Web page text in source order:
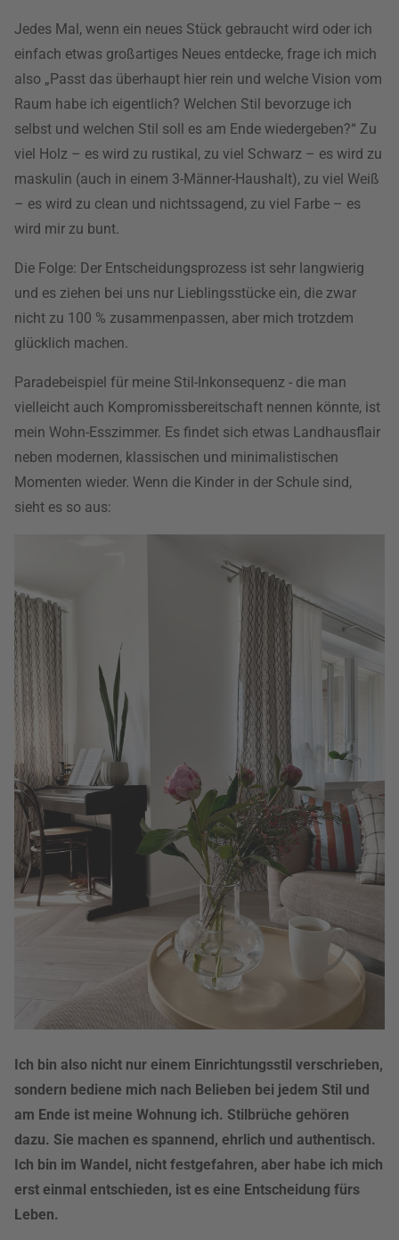
Jedes Mal, wenn ein neues Stück gebraucht wird oder ich
einfach etwas großartiges Neues entdecke, frage ich mich
also „Passt das überhaupt hier rein und welche Vision vom
Raum habe ich eigentlich? Welchen Stil bevorzuge ich
selbst und welchen Stil soll es am Ende wiedergeben?“ Zu
viel Holz – es wird zu rustikal, zu viel Schwarz – es wird zu
maskulin (auch in einem 3-Männer-Haushalt), zu viel Weiß
– es wird zu clean und nichtssagend, zu viel Farbe – es
wird mir zu bunt.
Die Folge: Der Entscheidungsprozess ist sehr langwierig
und es ziehen bei uns nur Lieblingsstücke ein, die zwar
nicht zu 100 % zusammenpassen, aber mich trotzdem
glücklich machen.
Paradebeispiel für meine Stil-Inkonsequenz - die man
vielleicht auch Kompromissbereitschaft nennen könnte, ist
mein Wohn-Esszimmer. Es findet sich etwas Landhausflair
neben modernen, klassischen und minimalistischen
Momenten wieder. Wenn die Kinder in der Schule sind,
sieht es so aus:
Ich bin also nicht nur einem Einrichtungsstil verschrieben,
sondern bediene mich nach Belieben bei jedem Stil und
am Ende ist meine Wohnung ich. Stilbrüche gehören
dazu. Sie machen es spannend, ehrlich und authentisch.
Ich bin im Wandel, nicht festgefahren, aber habe ich mich
erst einmal entschieden, ist es eine Entscheidung fürs
Leben.